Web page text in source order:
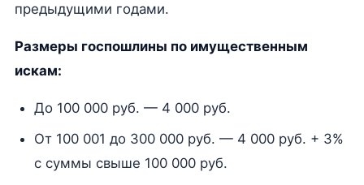
предыдущими годами.
Размеры госпошлины по имущественным
искам:
До 100 000 руб. — 4 000 руб.
От 100 001 до 300 000 руб. — 4 000 руб. + 3%
с суммы свыше 100 000 руб.